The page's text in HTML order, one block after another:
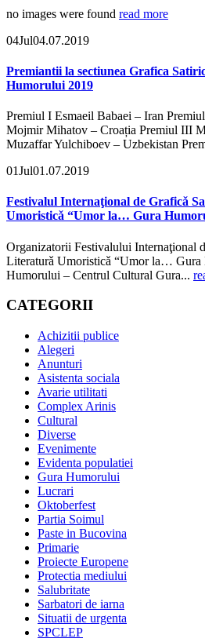
no images were found read more
04Jul04.07.2019
Premiantii la sectiunea Grafica
Humorului 2019
Premiul I Esmaeil Babaei – Iran
Mojmir Mihatov – Croația Premiul III
Muzaffar Yulchiboev – Uzbekistan
01Jul01.07.2019
Festivalul Internaţional de Graficǎ
Umoristicǎ “Umor la… Gura
Organizatorii Festivalului Internaţional
Literaturǎ Umoristicǎ “Umor la… Gura
Humorului – Centrul Cultural Gura...
CATEGORII
Achizitii publice
Alegeri
Anunturi
Asistenta sociala
Avarie utilitati
Complex Arinis
Cultural
Diverse
Evenimente
Evidenta populatiei
Gura Humorului
Lucrari
Oktoberfest
Partia Soimul
Paste in Bucovina
Primarie
Proiecte Europene
Protectia mediului
Salubritate
Sarbatori de iarna
Situatii de urgenta
SPCLEP